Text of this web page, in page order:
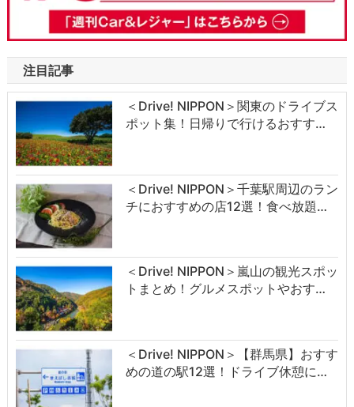
注目記事
＜Drive! NIPPON＞関東のドライブス
ポット集！日帰りで行けるおすす…
＜Drive! NIPPON＞千葉駅周辺のラン
チにおすすめの店12選！食べ放題…
＜Drive! NIPPON＞嵐山の観光スポッ
トまとめ！グルメスポットやおす…
＜Drive! NIPPON＞【群馬県】おすす
めの道の駅12選！ドライブ休憩に…